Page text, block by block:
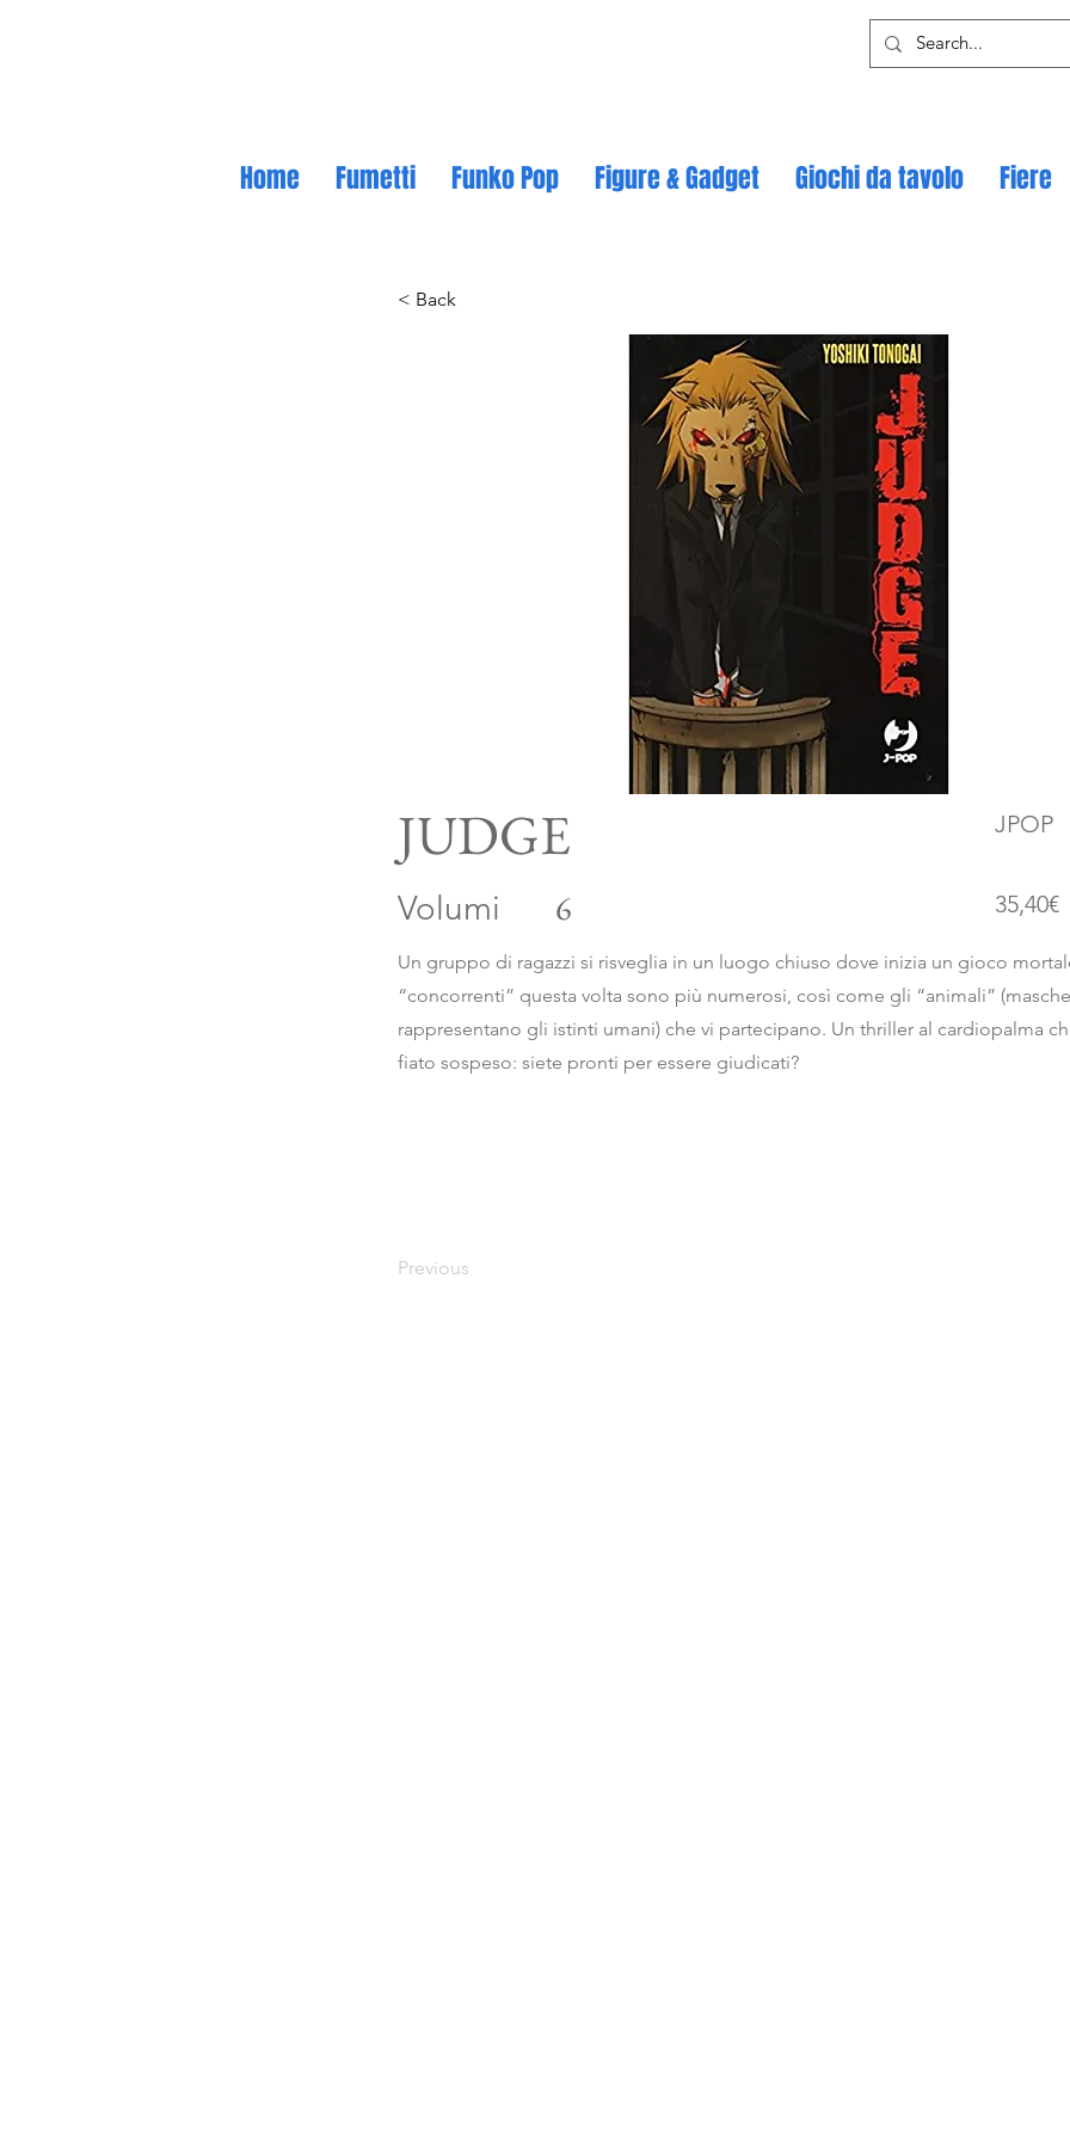
Home Fumetti Funko Pop Figure & Gadget Giochi da tavolo Fiere
< Back
JUDGE JPOP
Volumi 6 35,40€
Un gruppo di ragazzi si risveglia in un luogo chiuso dove inizia un gioco
“concorrenti” questa volta sono più numerosi, così come gli “animali”
rappresentano gli istinti umani) che vi partecipano. Un thriller al cardiopalma
fiato sospeso: siete pronti per essere giudicati?
Previous